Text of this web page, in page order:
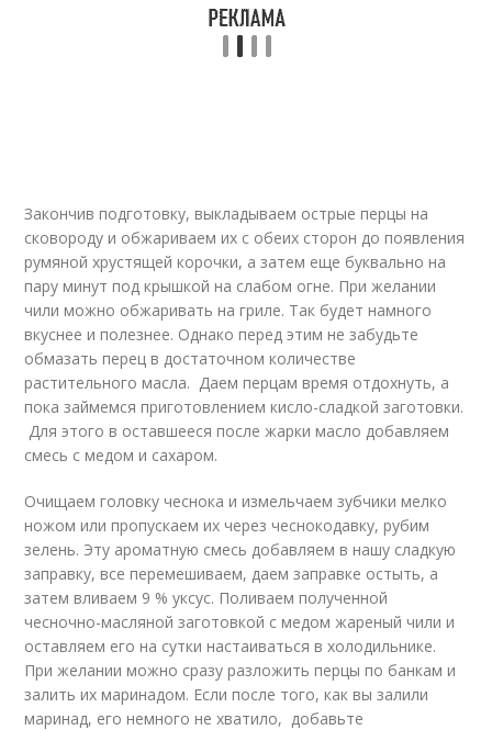
Закончив подготовку, выкладываем острые перцы на
сковороду и обжариваем их с обеих сторон до появления
румяной хрустящей корочки, а затем еще буквально на
пару минут под крышкой на слабом огне. При желании
чили можно обжаривать на гриле. Так будет намного
вкуснее и полезнее. Однако перед этим не забудьте
обмазать перец в достаточном количестве
растительного масла. Даем перцам время отдохнуть, а
пока займемся приготовлением кисло-сладкой заготовки.
Для этого в оставшееся после жарки масло добавляем
смесь с медом и сахаром.
Очищаем головку чеснока и измельчаем зубчики мелко
ножом или пропускаем их через чеснокодавку, рубим
зелень. Эту ароматную смесь добавляем в нашу сладкую
заправку, все перемешиваем, даем заправке остыть, а
затем вливаем 9 % уксус. Поливаем полученной
чесночно-масляной заготовкой с медом жареный чили и
оставляем его на сутки настаиваться в холодильнике.
При желании можно сразу разложить перцы по банкам и
залить их маринадом. Если после того, как вы залили
маринад, его немного не хватило, добавьте